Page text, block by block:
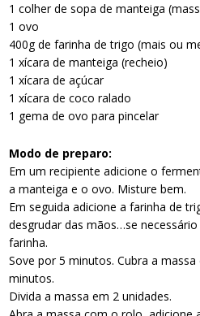
1 colher de sopa de manteiga
1 ovo
400g de farinha de trigo (mais ou
1 xícara de manteiga (recheio)
1 xícara de açúcar
1 xícara de coco ralado
1 gema de ovo para pincelar
Modo de preparo:
Em um recipiente adicione o
a manteiga e o ovo. Misture bem.
Em seguida adicione a farinha de
desgrudar das mãos…se
farinha.
Sove por 5 minutos. Cubra a
minutos.
Divida a massa em 2 unidades.